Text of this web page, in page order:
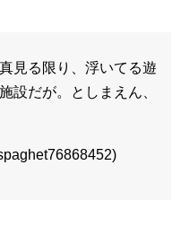
見る限り、浮いてる遊
設だが。としまえん、